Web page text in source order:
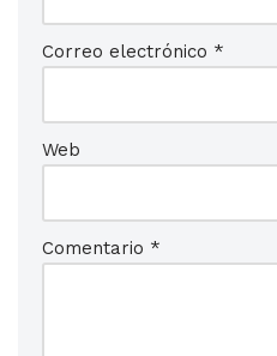
Correo electrónico *
Web
Comentario *